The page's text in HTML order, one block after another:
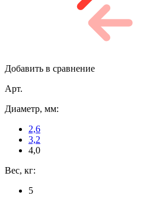
Добавить в сравнение
Арт.
Диаметр, мм:
2,6
3,2
4,0
Вес, кг:
5